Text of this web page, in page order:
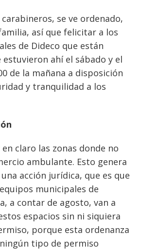
se ve ordenado,
así que felicitar a los
de Dideco que están
ahí el sábado y el
de la mañana a disposición
y tranquilidad a los
claro las zonas donde no
ambulante. Esto genera
acción jurídica, que es que
municipales de
a contar de agosto, van a
espacios sin ni siquiera
porque esta ordenanza
tipo de permiso